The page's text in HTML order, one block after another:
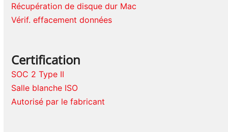
Récupération de disque dur Mac
Vérif. effacement données
Certification
SOC 2 Type II
Salle blanche ISO
Autorisé par le fabricant